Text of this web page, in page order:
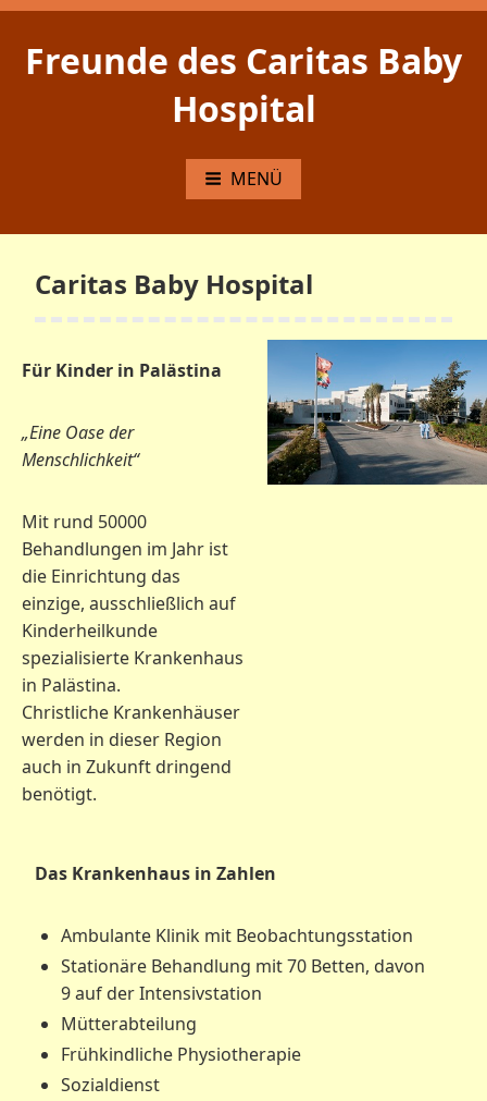
Zum
springen
Freunde des Caritas Baby
Hospital
MENÜ
Caritas Baby Hospital
Für Kinder in Palästina
„Eine Oase der
Menschlichkeit“
Mit rund 50000
Behandlungen im Jahr ist
die Einrichtung das
einzige, ausschließlich auf
Kinderheilkunde
spezialisierte Krankenhaus
in Palästina.
Christliche Krankenhäuser
werden in dieser Region
auch in Zukunft dringend
benötigt.
Das Krankenhaus in Zahlen
Ambulante Klinik mit Beobachtungsstation
Stationäre Behandlung mit 70 Betten, davon
9 auf der Intensivstation
Mütterabteilung
Frühkindliche Physiotherapie
Sozialdienst